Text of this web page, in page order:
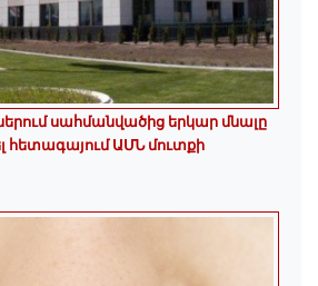
սահմանվածից երկար մնալը
հետագայում ԱՄՆ մուտքի